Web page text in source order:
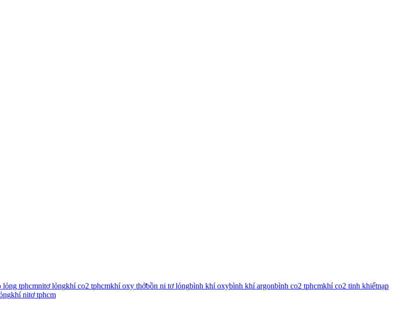
lỏng tphcmnitơ lỏngkhí co2 tphcmkhí oxy thởbồn ni tơ lỏngbình khí oxybình khí argonbình co2 tphcmkhí co2 tinh khiếtnạp
khí nitơ tphcm